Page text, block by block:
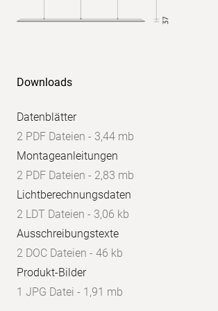
Downloads
Datenblätter
2 PDF Dateien - 3,44 mb
Montageanleitungen
2 PDF Dateien - 2,83 mb
Lichtberechnungsdaten
2 LDT Dateien - 3,06 kb
Ausschreibungstexte
2 DOC Dateien - 46 kb
Produkt-Bilder
1 JPG Datei - 1,91 mb